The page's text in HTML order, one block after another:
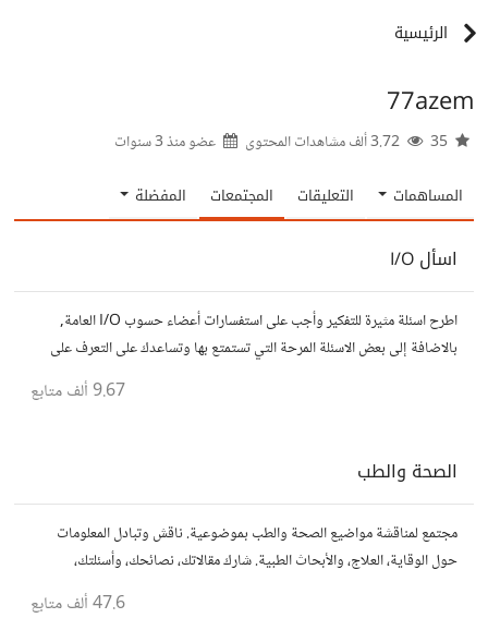
الرئيسية
77azem
عضو منذ3 سنوات
المساهمات التعليقات المجتمعات المفضلة
اسأل I/O
اطرح اسئلة مثيرة للتفكير وأجب على استفسارات أعضاء حسوب I/O العامة,
بالاضافة إلى بعض الاسئلة المرحة التي تستمتع بها وتساعدك على التعرف على
9.67 ألف متابع
الصحة والطب
مجتمع لمناقشة مواضيع الصحة والطب بموضوعية. ناقش وتبادل المعلومات
حول الوقاية، العلاج، والأبحاث الطبية. شارك مقالاتك، نصائحك، وأسئلتك،
47.6 ألف متابع